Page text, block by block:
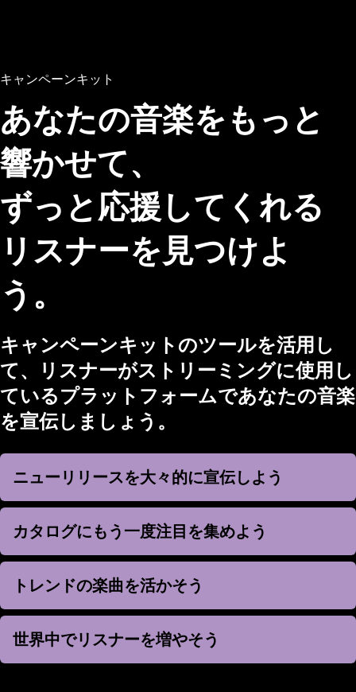
キャンペーンキット
あなたの音楽をもっと
響かせて、
ずっと応援してくれる
リスナーを見つけよ
う。
キャンペーンキットのツールを活用し
て、リスナーがストリーミングに使用し
ているプラットフォームであなたの音楽
を宣伝しましょう。
ニューリリースを大々的に宣伝しよう
ニューリリースを大々的に宣伝しよう
カタログにもう一度注目を集めよう
カタログにもう一度注目を集めよう
トレンドの楽曲を活かそう
トレンドの楽曲を活かそう
世界中でリスナーを増やそう
世界中でリスナーを増やそう